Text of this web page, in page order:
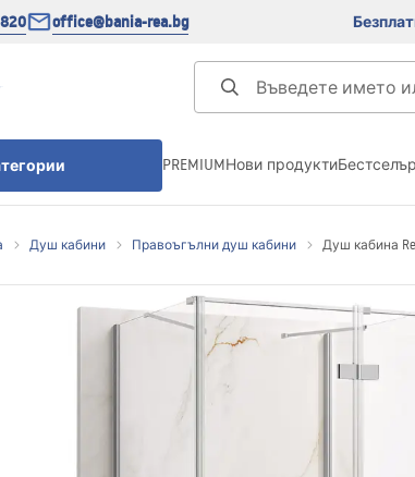
office@bania-rea.bg
сифони
PREMIUMНови продуктиБестселър
Душ кабини Правоъгълни душ кабини Душ кабина